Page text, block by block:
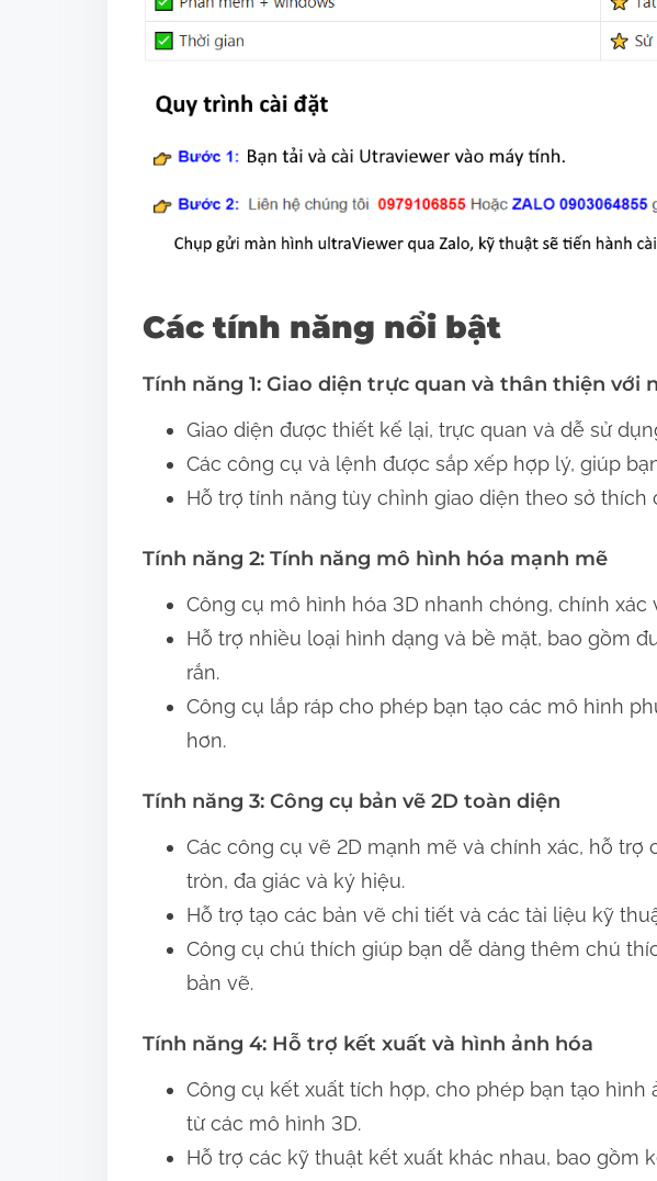
Các tính năng nổi bật
Tính năng 1: Giao diện trực quan và thân thiện với
Giao diện được thiết kế lại, trực quan và dễ sử
Các công cụ và lệnh được sắp xếp hợp lý, giúp
Hỗ trợ tính năng tùy chỉnh giao diện theo sở thích
Tính năng 2: Tính năng mô hình hóa mạnh mẽ
Công cụ mô hình hóa 3D nhanh chóng, chính xác
Hỗ trợ nhiều loại hình dạng và bề mặt, bao gồm
rắn.
Công cụ lắp ráp cho phép bạn tạo các mô hình
hơn.
Tính năng 3: Công cụ bản vẽ 2D toàn diện
Các công cụ vẽ 2D mạnh mẽ và chính xác, hỗ trợ
tròn, đa giác và ký hiệu.
Hỗ trợ tạo các bản vẽ chi tiết và các tài liệu kỹ
Công cụ chú thích giúp bạn dễ dàng thêm chú
bản vẽ.
Tính năng 4: Hỗ trợ kết xuất và hình ảnh hóa
Công cụ kết xuất tích hợp, cho phép bạn tạo hình
từ các mô hình 3D.
Hỗ trợ các kỹ thuật kết xuất khác nhau, bao gồm